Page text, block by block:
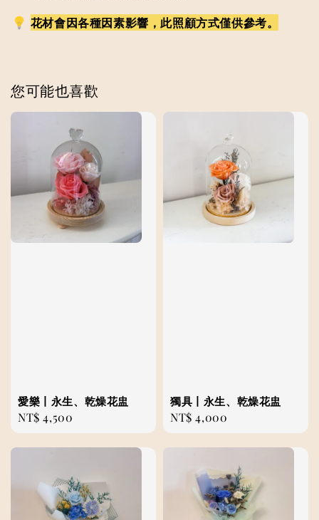
花材會因各種因素影響，此照顧方式僅供參考。
您可能也喜歡
愛樂丨永生、乾燥花盅
Regular
price
NT$ 4,500
獨具丨永生、乾燥花盅
Regular
price
NT$ 4,000